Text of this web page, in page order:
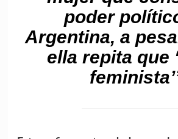
poder
Argentina, a
ella repita que